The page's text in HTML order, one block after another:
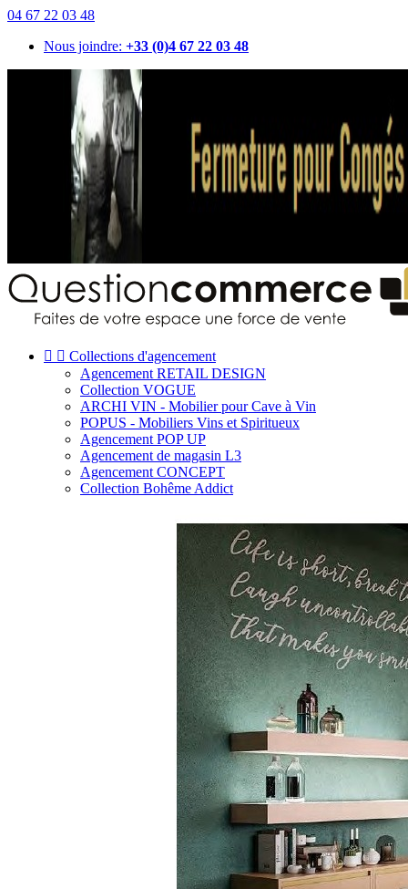
04 67 22 03 48
Nous joindre: +33 (0)4 67 22 03 48
  Collections d'agencement
Agencement RETAIL DESIGN
Collection VOGUE
ARCHI VIN - Mobilier pour Cave à Vin
POPUS - Mobiliers Vins et Spiritueux
Agencement POP UP
Agencement de magasin L3
Agencement CONCEPT
Collection Bohême Addict